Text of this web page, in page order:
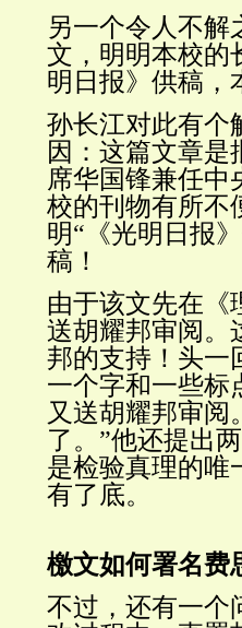
另一个令人不解
文，明明本校的
明日报》供稿，
孙长江对此有个
因：这篇文章是
席华国锋兼任中
校的刊物有所不
明“《光明日报
稿！
由于该文先在《
送胡耀邦审阅。
邦的支持！ 头一
一个字和一些标
又送胡耀邦审阅
了。”他还提出
是检验真理的唯
有了底。
檄文如何署名费
不过，还有一个